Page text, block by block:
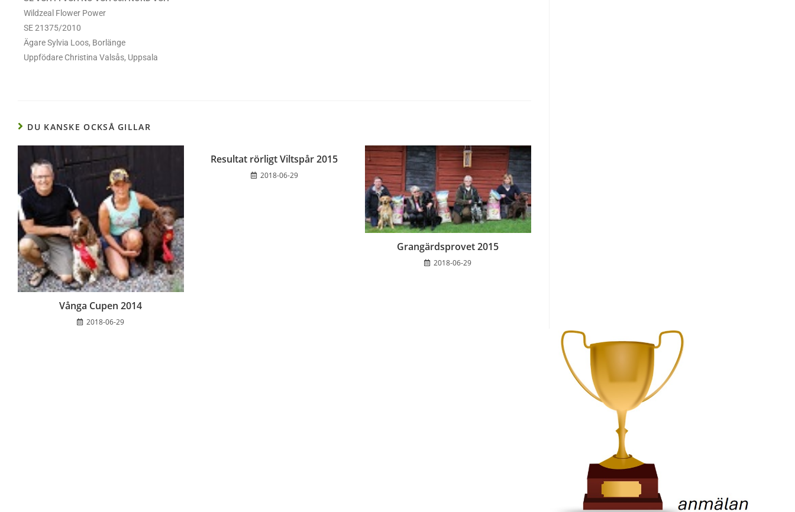
Wildzeal Flower Power
SE 21375/2010
Ägare Sylvia Loos, Borlänge
Uppfödare Christina Valsås, Uppsala
DU KANSKE OCKSÅ GILLAR
Vånga Cupen 2014
2018-06-29
Resultat rörligt Viltspår 2015
2018-06-29
Grangärdsprovet 2015
2018-06-29